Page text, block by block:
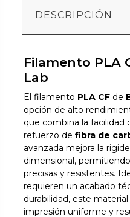
DESCRIPCIÓN
Filamento PLA
Lab
El filamento PLA CF de
opción de alto
que combina la facilidad
refuerzo defibra de
avanzada mejora la
dimensional,
precisas y resistentes.
requieren un acabado
durabilidad, este
impresión uniforme y